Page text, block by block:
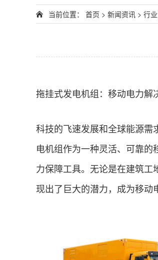
当前位置： 首页 > 新闻资讯 > 行
拖挂式发电机组：移动电力解
科技的飞速发展和全球能源需
电机组作为一种灵活、可靠
力保障工具。无论是在建筑
现出了巨大的潜力，成为移动